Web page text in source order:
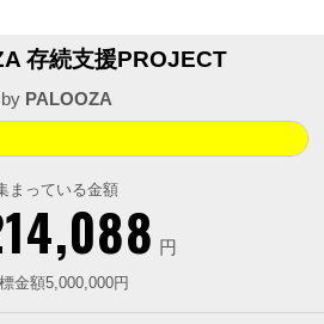
存続支援PROJECT
by PALOOZA
まっている金額
円
金額5,000,000円